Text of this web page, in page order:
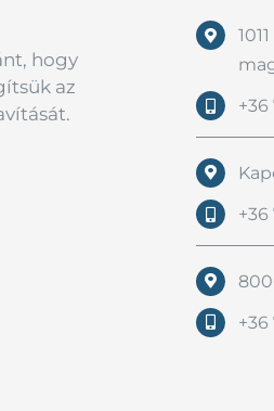
hogy
az
+36
+36
+36